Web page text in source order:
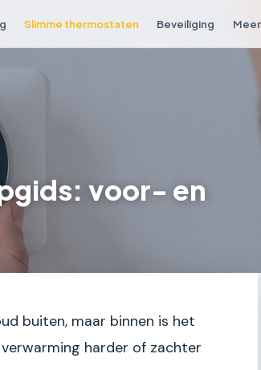
Slimme thermostaten Beveiliging Meer
voor- en
buiten, maar binnen is het
harder of zachter